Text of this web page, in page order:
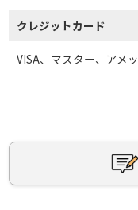
クレジットカード
VISA、マスター、アメ